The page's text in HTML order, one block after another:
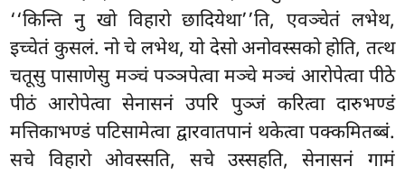
‘‘किन्ति नु खो विहारो छादियेथा’’ति, एवञ्चेतं लभेथ,
इच्चेतं कुसलं. नो चे लभेथ, यो देसो अनोवस्सको होति, तत्थ
चतूसु पासाणेसु मञ्चं पञ्ञपेत्वा मञ्चे मञ्चं आरोपेत्वा पीठे
पीठं आरोपेत्वा सेनासनं उपरि पुञ्जं करित्वा दारुभण्डं
मत्तिकाभण्डं पटिसामेत्वा द्वारवातपानं थकेत्वा पक्कमितब्बं.
सचे विहारो ओवस्सति, सचे उस्सहति, सेनासनं गामं